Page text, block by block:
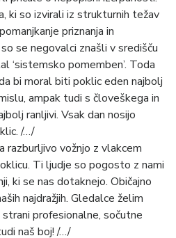
ki so izvirali iz strukturnih težav
priznanja in
se negovalci znašli v središču
‘sistemsko pomemben’. Toda
bi moral biti poklic eden najbolj
ampak tudi s človeškega in
ranljivi. Vsak dan nosijo
/…/
razburljivo vožnjo z vlakcem
Ti ljudje so pogosto z nami
ki se nas dotaknejo. Običajno
najdražjih. Gledalce želim
profesionalne, sočutne
naš boj! /…/